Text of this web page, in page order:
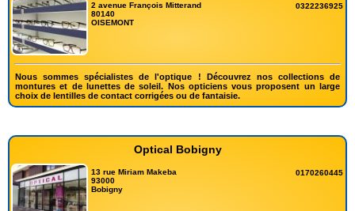
2 avenue François Mitterand
80140
OISEMONT
0322236925
Nous sommes spécialistes de l'optique ! Découvrez nos collections de
montures et de lunettes de soleil. Nos opticiens vous proposent un large
choix de lentilles de contact corrigées ou de fantaisie.
Optical Bobigny
13 rue Miriam Makeba
93000
Bobigny
0170260445